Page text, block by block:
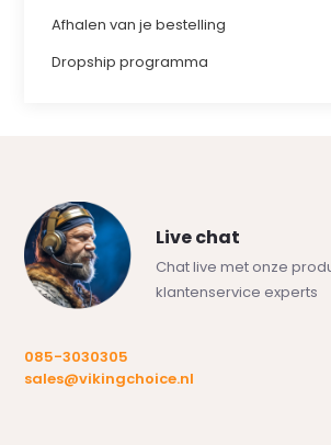
Afhalen van je bestelling
Dropship programma
Live chat
Chat live met onze
klantenservice experts
085-3030305
sales@vikingchoice.nl